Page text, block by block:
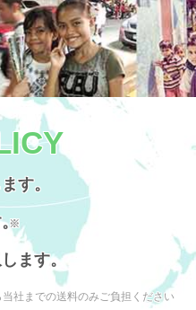
す。
※
ます。
当社までの送料のみご負担ください